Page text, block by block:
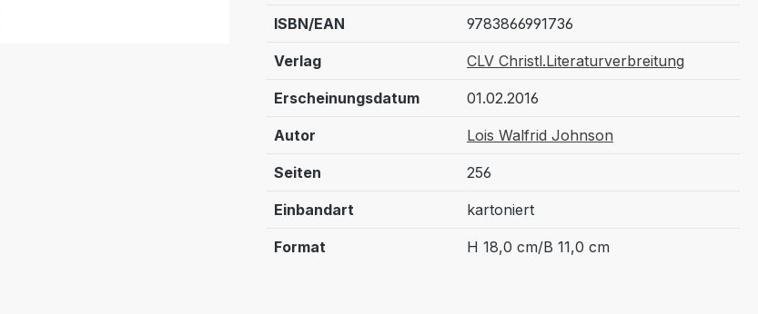
ISBN/EAN 9783866991736
Verlag CLV Christl.Literaturverbreitung
Erscheinungsdatum 01.02.2016
Autor Lois Walfrid Johnson
Seiten 256
Einbandart kartoniert
Format H 18,0 cm/B 11,0 cm